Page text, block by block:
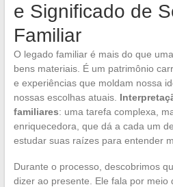
e Significado de
Familiar
O legado familiar é mais do que
bens materiais. É um patrimônio
e experiências que moldam nossa
nossas escolhas atuais.
familiares: uma tarefa complexa,
enriquecedora, que dá a cada um
estudar suas raízes para entender
Durante o processo, descobrimos
dizer ao presente. Ele fala por meio